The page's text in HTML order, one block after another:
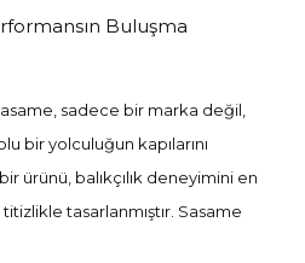
Buluşma
sadece bir marka değil,
bir yolculuğun kapılarını
ürünü, balıkçılık deneyimini en
tasarlanmıştır. Sasame